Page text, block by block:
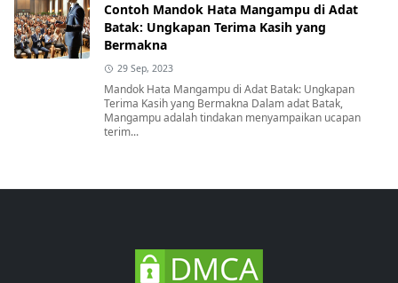
Contoh Mandok Hata Mangampu di Adat
Batak: Ungkapan Terima Kasih yang
Bermakna
29 Sep, 2023
Mandok Hata Mangampu di Adat Batak: Ungkapan
Terima Kasih yang Bermakna Dalam adat Batak,
Mangampu adalah tindakan menyampaikan ucapan
terim...